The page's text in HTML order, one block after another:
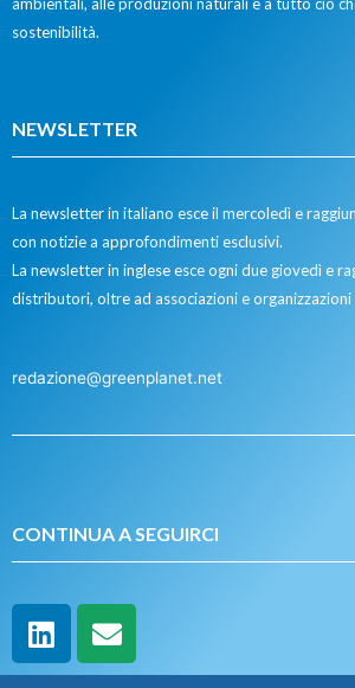
sostenibilità.
NEWSLETTER
La newsletter in italiano esce il mercoledì e
con notizie a approfondimenti esclusivi.
La newsletter in inglese esce ogni due giovedì e
distributori, oltre ad associazioni e organizzazioni
redazione@greenplanet.net
CONTINUA A SEGUIRCI